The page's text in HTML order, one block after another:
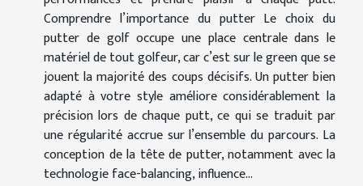
Comprendre l’importance du putter Le choix du
putter de golf occupe une place centrale dans le
matériel de tout golfeur, car c’est sur le green que se
jouent la majorité des coups décisifs. Un putter bien
adapté à votre style améliore considérablement la
précision lors de chaque putt, ce qui se traduit par
une régularité accrue sur l’ensemble du parcours. La
conception de la tête de putter, notamment avec la
technologie face-balancing, influence...